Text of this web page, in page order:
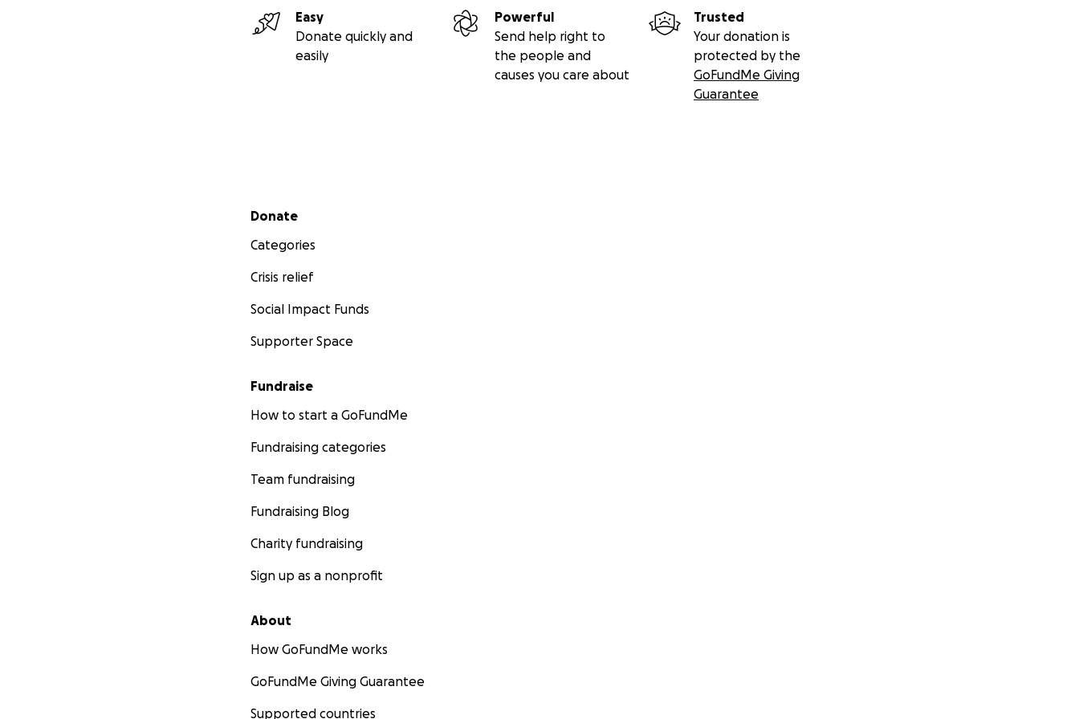
Easy
Donate quickly and
easily
Powerful
Send help right to
the people and
causes you care about
Trusted
Your donation is
protected by the
GoFundMe Giving
Guarantee
Secondary menu
Donate
Categories
Crisis relief
Social Impact Funds
Supporter Space
Fundraise
How to start a GoFundMe
Fundraising categories
Team fundraising
Fundraising Blog
Charity fundraising
Sign up as a nonprofit
About
How GoFundMe works
GoFundMe Giving Guarantee
Supported countries